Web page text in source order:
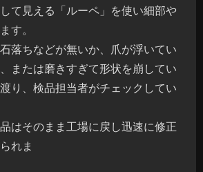
て見える「ルーペ」を使い細部や
す。
落ちなどが無いか、爪が浮いてい
または磨きすぎて形状を崩してい
り、検品担当者がチェックしてい
はそのまま工場に戻し迅速に修正
れま